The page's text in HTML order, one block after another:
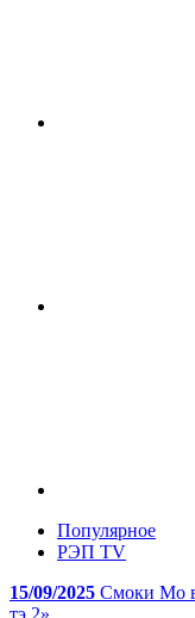
Популярное
РЭП TV
15/09/2025 Смоки Мо
тэ 2»